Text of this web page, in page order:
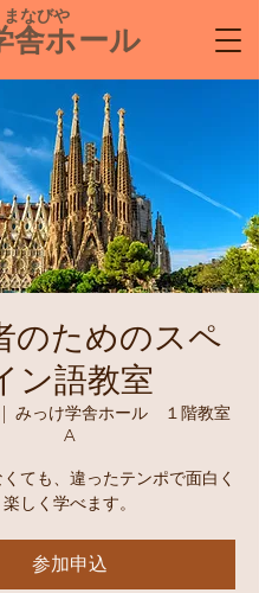
や
舎ホール
のためのスペ
ン語教室
みっけ学舎ホール １階教室
A
ても、違ったテンポで面白く
楽しく学べます。
参加申込